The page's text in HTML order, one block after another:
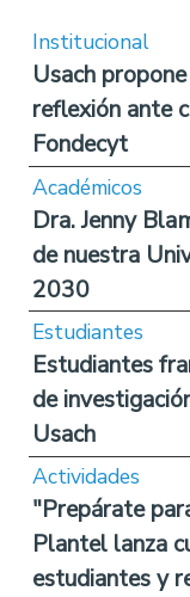
Institucional
Usach
reflexión ante
Fondecyt
Académicos
Dra. Jenny
de nuestra
2030
Estudiantes
Estudiantes
de
Usach
Actividades
"Prepárate
Plantel lanza
estudiantes y